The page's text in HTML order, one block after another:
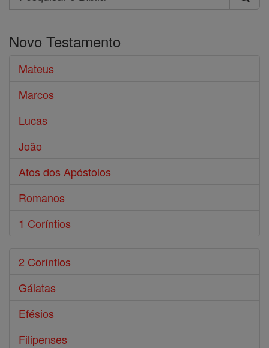
Pesquisar
Bíblia
Novo Testamento
Mateus
Marcos
Lucas
João
Atos dos Apóstolos
Romanos
1 Coríntios
2 Coríntios
Gálatas
Efésios
Filipenses